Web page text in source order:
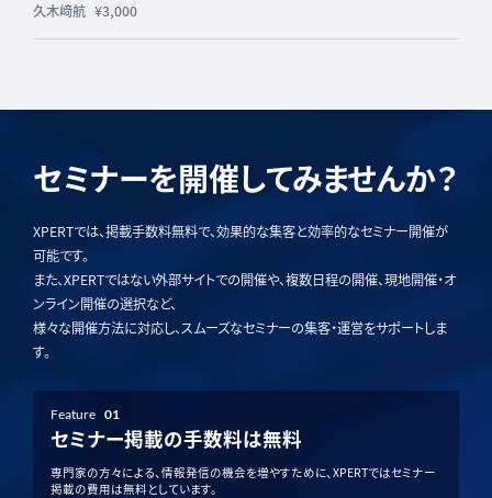
久木﨑航 ¥3,000
セミナーを開催してみませんか？
XPERTでは、掲載手数料無料で、効果的な集客と効率的なセミナー開催が
可能です。
また、XPERTではない外部サイトでの開催や、複数日程の開催、現地開催・オ
ンライン開催の選択など、
様々な開催方法に対応し、スムーズなセミナーの集客・運営をサポートしま
す。
Feature 01
セミナー掲載の手数料は無料
専門家の方々による、情報発信の機会を増やすために、XPERTではセミナー
掲載の費用は無料としています。